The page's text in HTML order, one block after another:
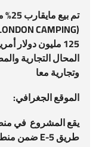
تم
(
CAMPING
125 مليون
المحال التجارية
وتجارية معا
الموقع الجغرافي:
يقع المشروع في
طريقE-5ضمن